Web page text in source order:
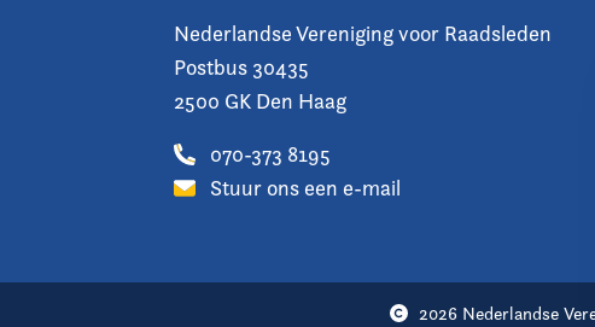
Nederlandse Vereniging voor Raadsleden
Postbus 30435
2500 GK Den Haag
070-373 8195
Stuur ons een e-mail
2026 Nederlandse